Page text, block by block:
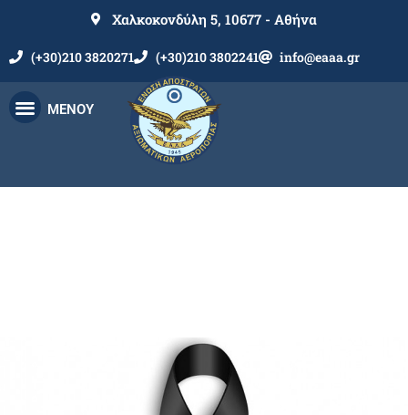
Χαλκοκονδύλη 5, 10677 - Αθήνα
(+30)210 3820271 (+30)210 3802241 info@eaaa.gr
ΜΕΝΟΥ